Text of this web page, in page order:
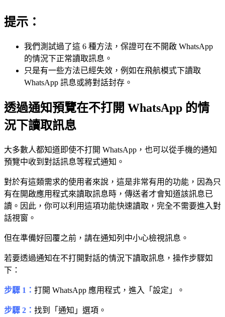
提示：
我們測試過了這 6 種方法，保證可在不開啟 WhatsApp
的情況下正常讀取訊息。
只是有一些方法已經失效，例如在飛航模式下讀取
WhatsApp 訊息或將對話封存。
透過通知預覽在不打開 WhatsApp 的情
況下讀取訊息
大多數人都知道即使不打開 WhatsApp，也可以從手機的通知
預覽中收到對話訊息等程式通知。
對於有這類需求的使用者來說，這是非常有用的功能，因為只
有在開啟應用程式來讀取訊息時，傳送者才會知道該訊息已
讀。因此，你可以利用這項功能快速讀取，完全不需要進入對
話視窗。
但在準備好回覆之前，請在通知列中小心檢視訊息。
若要透過通知在不打開對話的情況下讀取訊息，操作步驟如
下：
步驟 1： 打開 WhatsApp 應用程式，進入「設定」。
步驟 2： 找到「通知」選項。